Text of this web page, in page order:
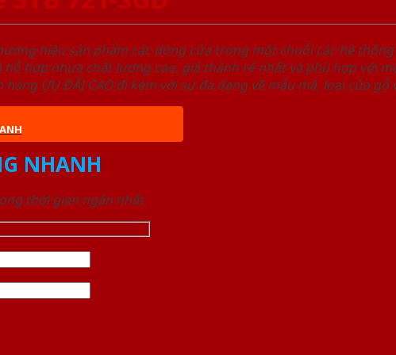
hiệu sản phẩm các dòng cửa trong một chuỗi các hệ thống
hợp nhựa chất lượng cao, giá thành rẻ nhất và phù hợp với
hàng ƯU ĐÃI CAO đi kèm với sự đa dạng về mẫu mã, loại cửa
NHANH
thời gian ngắn nhất